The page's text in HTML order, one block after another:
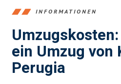
INFORMATIONEN
ein Umzug von
Perugia